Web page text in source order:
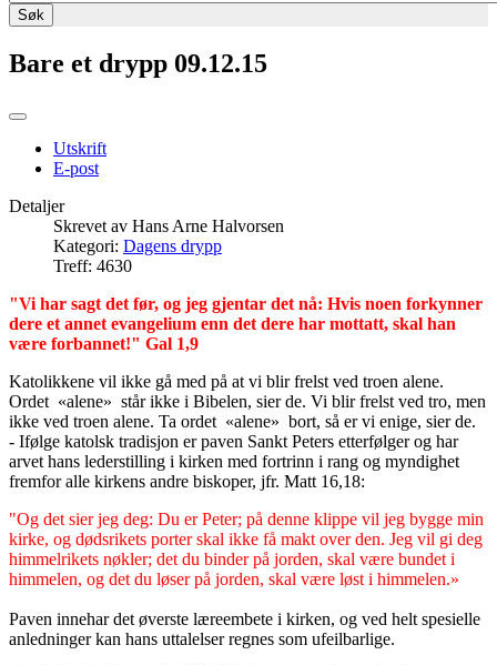
Søk
Bare et drypp 09.12.15
Utskrift
E-post
Detaljer
Skrevet av Hans Arne Halvorsen
Kategori: Dagens drypp
Treff: 4630
"Vi har sagt det før, og jeg gjentar det nå: Hvis noen forkynner
dere et annet evangelium enn det dere har mottatt, skal han
være forbannet!" Gal 1,9
Katolikkene vil ikke gå med på at vi blir frelst ved troen alene.
Ordet «alene» står ikke i Bibelen, sier de. Vi blir frelst ved tro, men
ikke ved troen alene. Ta ordet «alene» bort, så er vi enige, sier de.
- Ifølge katolsk tradisjon er paven Sankt Peters etterfølger og har
arvet hans lederstilling i kirken med fortrinn i rang og myndighet
fremfor alle kirkens andre biskoper, jfr. Matt 16,18:
"Og det sier jeg deg: Du er Peter; på denne klippe vil jeg bygge min
kirke, og dødsrikets porter skal ikke få makt over den. Jeg vil gi deg
himmelrikets nøkler; det du binder på jorden, skal være bundet i
himmelen, og det du løser på jorden, skal være løst i himmelen.»
Paven innehar det øverste læreembete i kirken, og ved helt spesielle
anledninger kan hans uttalelser regnes som ufeilbarlige.